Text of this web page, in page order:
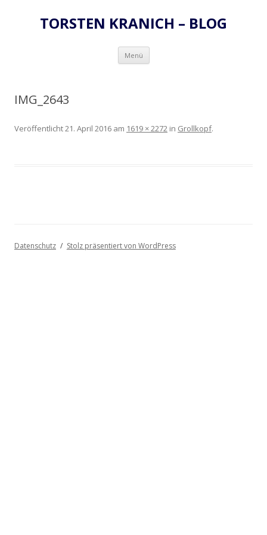
TORSTEN KRANICH – BLOG
Menü Zum
springen
IMG_2643
Veröffentlicht21. April 2016 am 1619 × 2272 in Grollkopf.
Datenschutz Stolz präsentiert von WordPress